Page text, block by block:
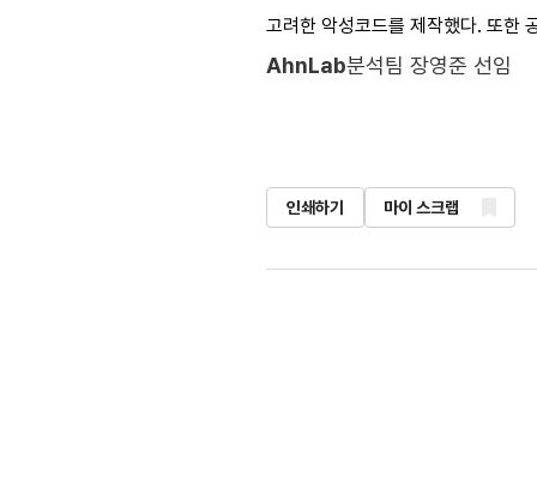
고려한 악성코드를 제작했다. 또한
AhnLab분석팀 장영준 선임
인쇄하기 마이 스크랩